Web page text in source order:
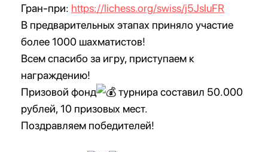
Гран-при: https://lichess.org/swiss/j5JsluFR
В предварительных этапах приняло участие
более 1000 шахматистов!
Всем спасибо за игру, приступаем к
награждению!
Призовой фонд
турнира составил 50.000
рублей, 10 призовых мест.
Поздравляем победителей!